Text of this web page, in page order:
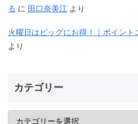
る に 田口奈美江 より
火曜日はビッグにお得！｜ポイント
より
カテゴリー